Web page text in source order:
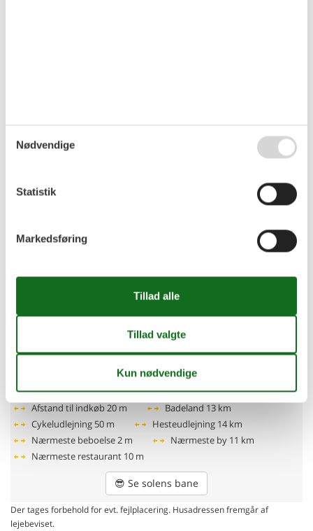
Feriebolig
Terrasse, 5 m²
Terrasse, 5 m²
Overdækket terrasse
Afstande fra ferieboligen og placering på
110 km
Afstand til alt. vand/badning5 km
Afstand til indkøb20 m Badeland 13 km
Cykeludlejning 50 m Hesteudlejning 14 km
Nærmeste beboelse2 m Nærmeste by 11 km
Nærmeste restaurant 10 m
😎 Se solens bane
Der tages forbehold for evt. fejlplacering. Husadressen fremgår af
lejebeviset.
Nødvendige
Statistik
Markedsføring